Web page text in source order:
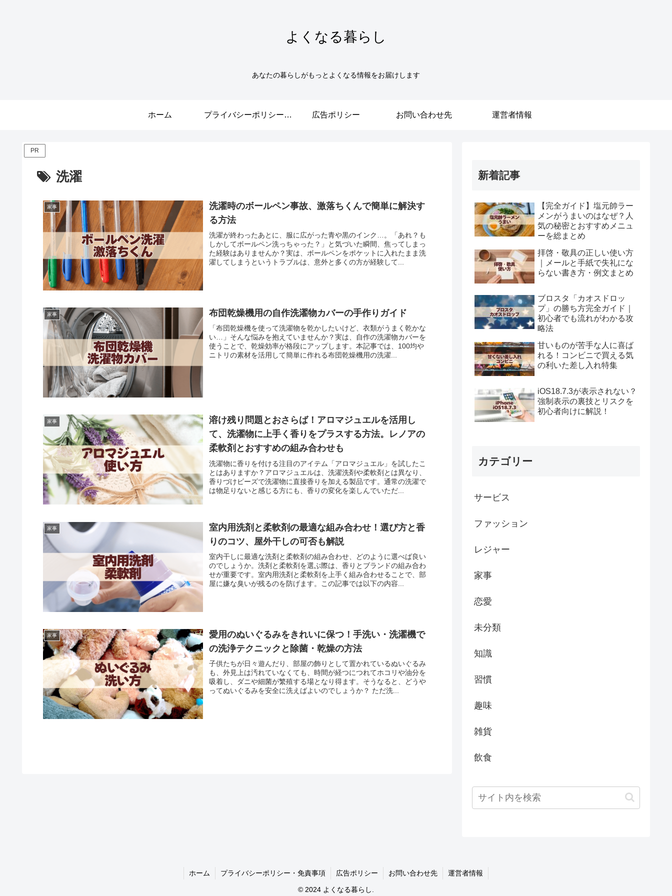
よくなる暮らし
あなたの暮らしがもっとよくなる情報をお届けします
ホーム プライバシーポリシー・免責事項 広告ポリシー お問い合わせ先 運営者情報
PR
洗濯
家事
洗濯時のボールペン事故、激落ちくんで簡単に解決す
る方法
洗濯が終わったあとに、服に広がった青や黒のインク…。「あれ？も
しかしてボールペン洗っちゃった？」と気づいた瞬間、焦ってしまっ
た経験はありませんか？実は、ボールペンをポケットに入れたまま洗
濯してしまうというトラブルは、意外と多くの方が経験して...
家事 布団乾燥機用の自作洗濯物カバーの手作りガイド
「布団乾燥機を使って洗濯物を乾かしたいけど、衣類がうまく乾かな
い…」そんな悩みを抱えていませんか？実は、自作の洗濯物カバーを
使うことで、乾燥効率が格段にアップします。本記事では、100均や
ニトリの素材を活用して簡単に作れる布団乾燥機用の洗濯...
家事
溶け残り問題とおさらば！アロマジュエルを活用し
て、洗濯物に上手く香りをプラスする方法。レノアの
柔軟剤とおすすめの組み合わせも
洗濯物に香りを付ける注目のアイテム「アロマジュエル」を試したこ
とはありますか？アロマジュエルは、洗濯洗剤や柔軟剤とは異なり、
香りづけビーズで洗濯物に直接香りを加える製品です。通常の洗濯で
は物足りないと感じる方にも、香りの変化を楽しんでいただ...
家事
室内用洗剤と柔軟剤の最適な組み合わせ！選び方と香
りのコツ、屋外干しの可否も解説
室内干しに最適な洗剤と柔軟剤の組み合わせ、どのように選べば良い
のでしょうか。洗剤と柔軟剤を選ぶ際は、香りとブランドの組み合わ
せが重要です。室内用洗剤と柔軟剤を上手く組み合わせることで、部
屋に嫌な臭いが残るのを防げます。この記事では以下の内容...
家事
愛用のぬいぐるみをきれいに保つ！手洗い・洗濯機で
の洗浄テクニックと除菌・乾燥の方法
子供たちが日々遊んだり、部屋の飾りとして置かれているぬいぐるみ
も、外見上は汚れていなくても、時間が経つにつれてホコリや油分を
吸着し、ダニや細菌が繁殖する場となり得ます。そうなると、どうや
ってぬいぐるみを安全に洗えばよいのでしょうか？ ただ洗...
新着記事
【完全ガイド】塩元帥ラー
メンがうまいのはなぜ？人
気の秘密とおすすめメニュ
ーを総まとめ
拝啓・敬具の正しい使い方
｜メールと手紙で失礼にな
らない書き方・例文まとめ
ブロスタ「カオスドロッ
プ」の勝ち方完全ガイド｜
初心者でも流れがわかる攻
略法
甘いものが苦手な人に喜ば
れる！コンビニで買える気
の利いた差し入れ特集
iOS18.7.3が表示されない？
強制表示の裏技とリスクを
初心者向けに解説！
カテゴリー
サービス
ファッション
レジャー
家事
恋愛
未分類
知識
習慣
趣味
雑貨
飲食
ホーム プライバシーポリシー・免責事項 広告ポリシー お問い合わせ先 運営者情報
© 2024 よくなる暮らし.